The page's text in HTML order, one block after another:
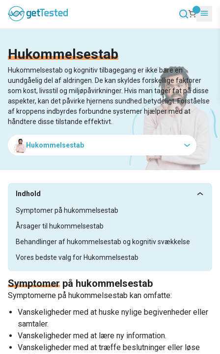
Hukommelsestab
Hukommelsestab og kognitiv tilbagegang er ikke bare en
uundgåelig del af aldringen. De kan skyldes forskellige faktorer
som kost, livsstil og miljøpåvirkninger. Hvis man tager fat på disse
aspekter, kan det påvirke hjernens sundhed betydeligt. Forståelse
af kroppens indbyrdes forbundne systemer hjælper med at
håndtere disse tilstande effektivt.
Hukommelsestab
Symptomer på hukommelsestab
Symptomerne på hukommelsestab kan omfatte:
Vanskeligheder med at huske nylige begivenheder eller
samtaler.
Vanskeligheder med at lære ny information.
Vanskeligheder med at træffe beslutninger eller løse
Indhold
Symptomer på hukommelsestab
Årsager til hukommelsestab
Behandlinger af hukommelsestab og kognitiv svækkelse
Vores bedste valg for Hukommelsestab